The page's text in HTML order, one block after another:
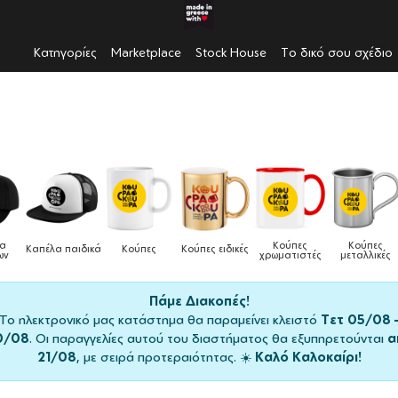
Κατηγορίες Marketplace Stock House Το δικό σου σχέδιο
Καπέλα παιδικά Κούπες Κούπες ειδικές Κούπες
χρωματιστές
Κούπες
μεταλλικές
Πάμε Διακοπές!
Το ηλεκτρονικό μας κατάστημα θα παραμείνει κλειστό Τετ 05/08
08. Οι παραγγελίες αυτού του διαστήματος θα εξυπηρετούνται
21/08, με σειρά προτεραιότητας. ☀️ Καλό Καλοκαίρι!